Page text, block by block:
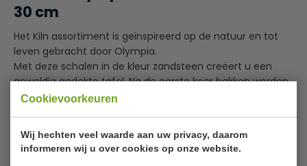
Cookievoorkeuren
Wij hechten veel waarde aan uw privacy, daarom
informeren wij u over cookies op onze website.
30 cm
Het Kiln assortiment is geïnspireerd op de natuur en tot
leven gebracht door Olympia.
Met deze schalen in de kleur zandsteen creëert u een
geweldig gedekte tafel. Na de eerste keer bakken worden
de schalen behandeld met een reactief glazuur dat
Elk deel uit deze collectie krijgt daardoor een
ambachtelijke uitstraling.Lees meer